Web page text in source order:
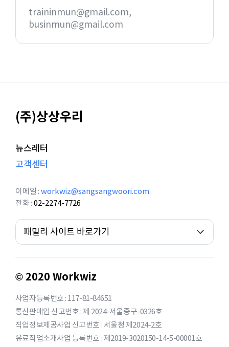
traininmun@gmail.com,
businmun@gmail.com
(주)상상우리
뉴스레터
고객센터
이메일 workwiz@sangsangwoori.com
전화 02-2274-7726
패밀리 사이트 바로가기
© 2020 Workwiz
사업자등록번호 : 117-81-84651
통신판매업 신고번호 : 제 2024-서울중구-0326호
직업정보제공사업 신고번호 : 서울청 제2024-2호
유료직업소개사업 등록번호 : 제2019-3020150-14-5-00001호